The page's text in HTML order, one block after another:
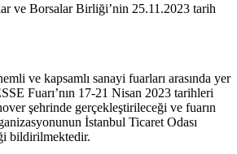
Borsalar Birliği’nin 25.11.2023 tarih
ve kapsamlı sanayi fuarları arasında yer
Fuarı’nın 17-21 Nisan 2023 tarihleri
şehrinde gerçekleştirileceği ve fuarın
İstanbul Ticaret Odası
bildirilmektedir.